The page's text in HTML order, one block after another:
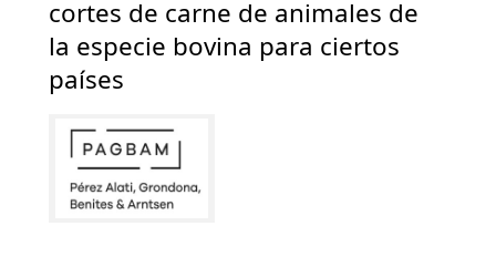
cortes de carne de animales de
la especie bovina para ciertos
países